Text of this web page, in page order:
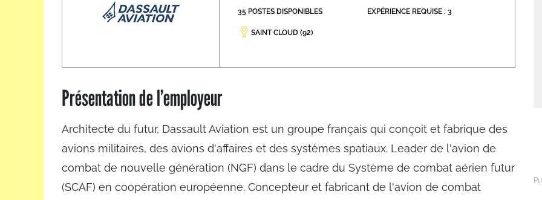
Avec nos focus diplômes
35 POSTES DISPONIBLES
SAINT CLOUD (92)
EXPÉRIENCE REQUISE : 3
Présentation de l’employeur
Architecte du futur, Dassault Aviation est un groupe français qui conçoit et fabrique des
avions militaires, des avions d'affaires et des systèmes spatiaux. Leader de l'avion de
combat de nouvelle génération (NGF) dans le cadre du Système de combat aérien futur
(SCAF) en coopération européenne. Concepteur et fabricant de l'avion de combat